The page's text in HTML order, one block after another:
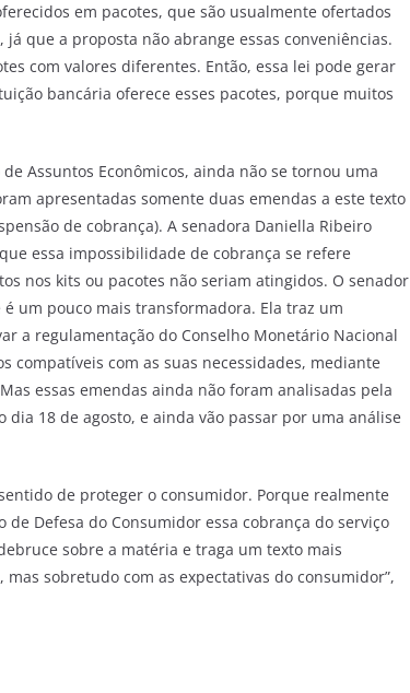
em pacotes, que são usualmente ofertados
que a proposta não abrange essas conveniências.
com valores diferentes. Então, essa lei pode gerar
bancária oferece esses pacotes, porque muitos
Assuntos Econômicos, ainda não se tornou uma
apresentadas somente duas emendas a este texto
de cobrança). A senadora Daniella Ribeiro
essa impossibilidade de cobrança se refere
nos kits ou pacotes não seriam atingidos. O senador
um pouco mais transformadora. Ela traz um
a regulamentação do Conselho Monetário Nacional
compatíveis com as suas necessidades, mediante
essas emendas ainda não foram analisadas pela
18 de agosto, e ainda vão passar por uma análise
de proteger o consumidor. Porque realmente
Defesa do Consumidor essa cobrança do serviço
sobre a matéria e traga um texto mais
sobretudo com as expectativas do consumidor”,